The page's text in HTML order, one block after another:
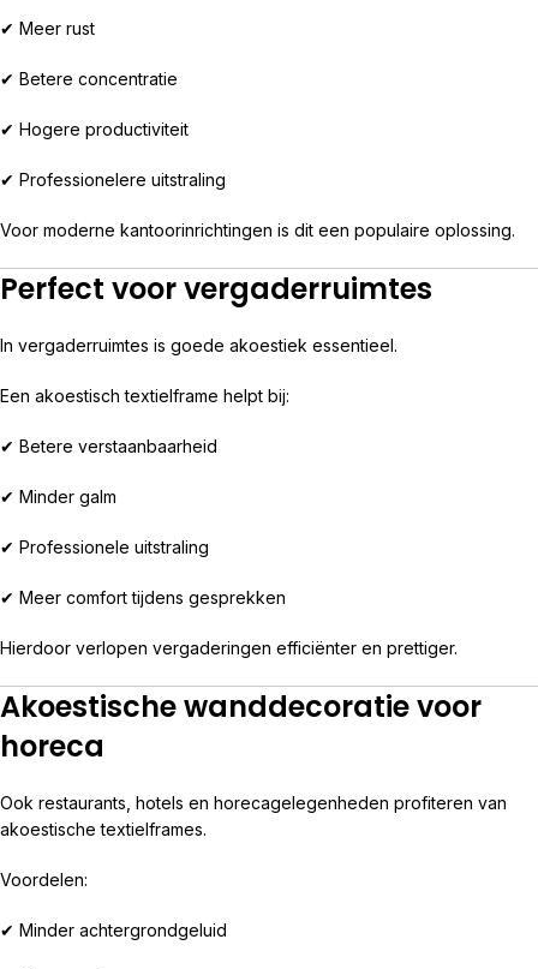
✔ Meer rust
✔ Betere concentratie
✔ Hogere productiviteit
✔ Professionelere uitstraling
Voor moderne kantoorinrichtingen is dit een populaire oplossing.
Perfect voor vergaderruimtes
In vergaderruimtes is goede akoestiek essentieel.
Een akoestisch textielframe helpt bij:
✔ Betere verstaanbaarheid
✔ Minder galm
✔ Professionele uitstraling
✔ Meer comfort tijdens gesprekken
Hierdoor verlopen vergaderingen efficiënter en prettiger.
Akoestische wanddecoratie voor
horeca
Ook restaurants, hotels en horecagelegenheden profiteren van
akoestische textielframes.
Voordelen:
✔ Minder achtergrondgeluid